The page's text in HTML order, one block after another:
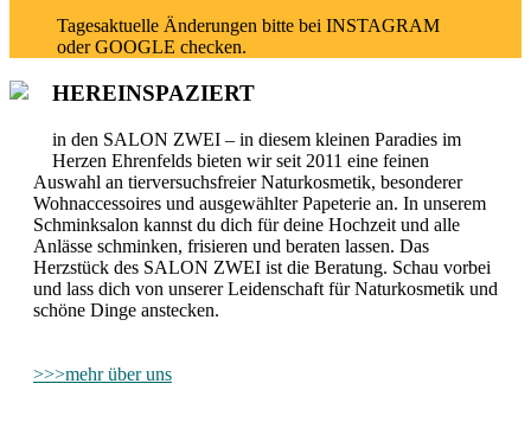
Tagesaktuelle Änderungen bitte bei INSTAGRAM
oder GOOGLE checken.
HEREINSPAZIERT
in den SALON ZWEI – in diesem kleinen Paradies im
Herzen Ehrenfelds bieten wir seit 2011 eine feinen
Auswahl an tierversuchsfreier Naturkosmetik, besonderer
Wohnaccessoires und ausgewählter Papeterie an. In unserem
Schminksalon kannst du dich für deine Hochzeit und alle
Anlässe schminken, frisieren und beraten lassen. Das
Herzstück des SALON ZWEI ist die Beratung. Schau vorbei
und lass dich von unserer Leidenschaft für Naturkosmetik und
schöne Dinge anstecken.
>>>mehr über uns